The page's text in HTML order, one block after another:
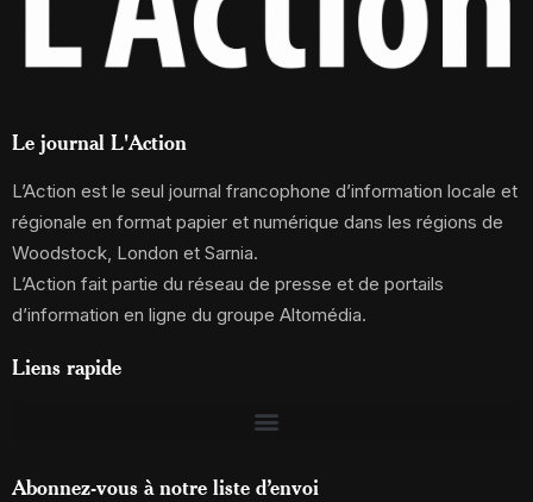
Le journal L'Action
L’Action est le seul journal francophone d’information locale et
régionale en format papier et numérique dans les régions de
Woodstock, London et Sarnia.
L’Action fait partie du réseau de presse et de portails
d’information en ligne du groupe Altomédia.
Liens rapide
Abonnez-vous à notre liste d’envoi